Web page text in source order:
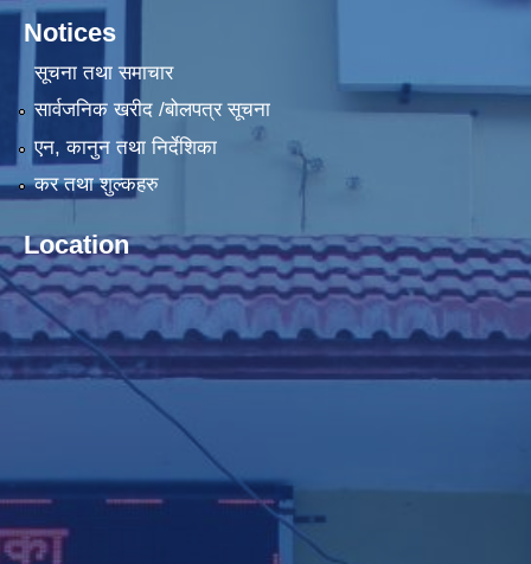
Notices
सूचना तथा समाचार
सार्वजनिक खरीद /बोलपत्र सूचना
एन, कानुन तथा निर्देशिका
कर तथा शुल्कहरु
Location